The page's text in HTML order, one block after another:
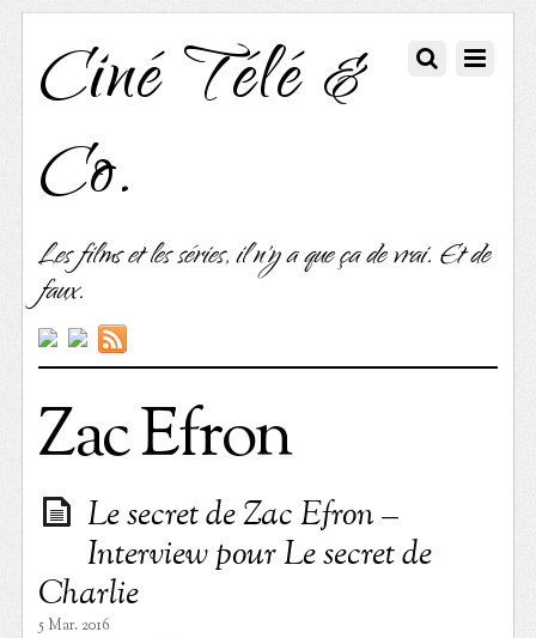
Ciné Télé &
Co.
Les films et les séries, il n'y a que ça de vrai. Et de
faux.
Zac Efron
Le secret de Zac Efron –
Interview pour Le secret de
Charlie
5 Mar. 2016